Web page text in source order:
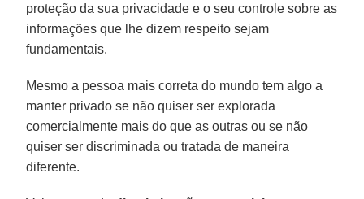
proteção da sua privacidade e o seu controle sobre as
informações que lhe dizem respeito sejam
fundamentais.
Mesmo a pessoa mais correta do mundo tem algo a
manter privado se não quiser ser explorada
comercialmente mais do que as outras ou se não
quiser ser discriminada ou tratada de maneira
diferente.